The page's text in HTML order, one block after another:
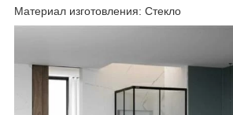
Материал изготовления: Стекло